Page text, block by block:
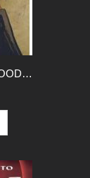
30 DAYS OF NIGHT BLOODSUCKER TALE 1